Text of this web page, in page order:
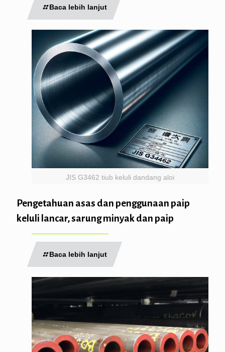
Baca lebih lanjut
JIS G3462 tiub keluli dandang aloi
Pengetahuan asas dan penggunaan paip
keluli lancar, sarung minyak dan paip
Baca lebih lanjut